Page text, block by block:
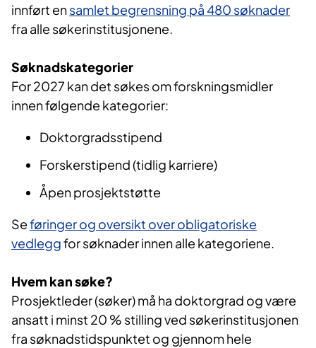
innført ensamlet begrensning på 480 søknader
fra alle søkerinstitusjonene.
Søknadskategorier
For 2027 kan det søkes om forskningsmidler
innen følgende kategorier:
Doktorgradsstipend
Forskerstipend (tidlig karriere)
Åpen prosjektstøtte
Seføringer og oversikt over obligatoriske
vedleggfor søknader innen alle kategoriene.
Hvem kan søke?
Prosjektleder (søker) må ha doktorgrad og være
ansatt i minst 20 % stilling ved søkerinstitusjonen
fra søknadstidspunktet og gjennom hele